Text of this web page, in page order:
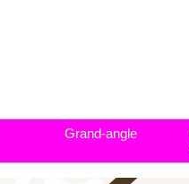
Grand-angle